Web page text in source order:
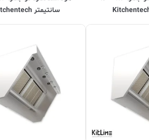
سانتیمتر Kitchentech